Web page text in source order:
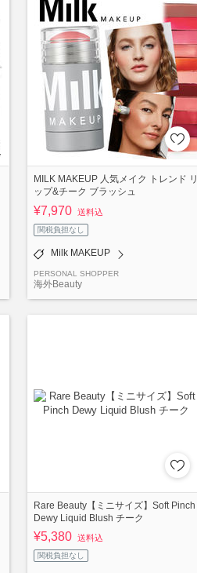
MILK MAKEUP 人気メイク トレンド リ
ップ&チーク ブラッシュ
¥7,970 送料込
関税負担なし
Milk MAKEUP
PERSONAL SHOPPER
海外Beauty
Rare Beauty【ミニサイズ】Soft Pinch
Dewy Liquid Blush チーク
¥5,380 送料込
関税負担なし